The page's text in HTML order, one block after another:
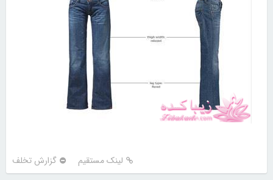
لینک مستقیم گزارش تخلف